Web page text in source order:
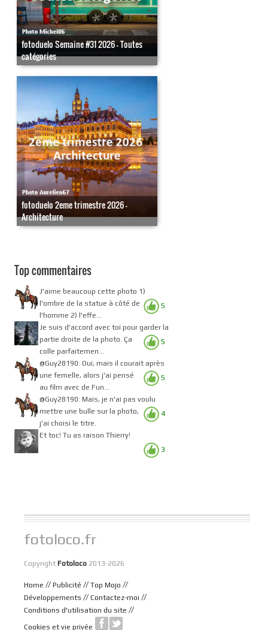
fotoduelo Semaine #31 2026 - Toutes
catégories
fotoduelo 2eme trimestre 2026 -
Architecture
Top commentaires
5
J'aime beaucoup cette photo 1)
l'ombre de la statue à côté de
l'homme 2) l'effe...
5
Je suis d'accord avec toi pour garder la
partie droite de la photo. Ça
colle parfaitemen...
5
@Guy28190: Oui, mais il courait après
une femelle, alors j'ai pensé
au film avec de Fun...
4
@Guy28190: Mais, je n'ai pas voulu
mettre une bulle sur la photo,
j'ai choisi le titre.
3
Et toc! Tu as raison Thierry!
fotoloco.fr
Copyright Fotoloco 2013-2026
Home // Publicité // Top Mojo //
Développements // Contactez-moi //
Conditions d'utilisation du site //
Cookies et vie privée